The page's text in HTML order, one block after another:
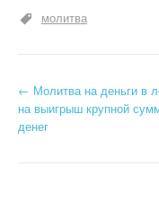
молитва
Н
а
← Молитва на деньги в
на выигрыш крупной
денег